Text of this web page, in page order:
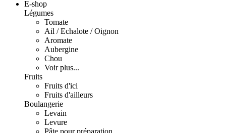
E-shop
Légumes
Tomate
Ail / Echalote / Oignon
Aromate
Aubergine
Chou
Voir plus...
Fruits
Fruits d'ici
Fruits d'ailleurs
Boulangerie
Levain
Levure
Pâte pour préparation